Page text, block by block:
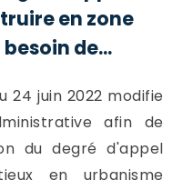
en zone
de...
24 juin 2022 modifie
afin de
du degré d'appel
en urbanisme